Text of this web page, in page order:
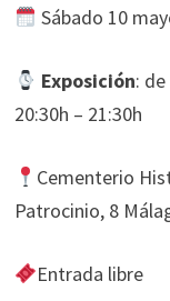
Sábado 10
Exposición:
20:30h – 21:30h
Cementerio
Patrocinio, 8
Entrada libre